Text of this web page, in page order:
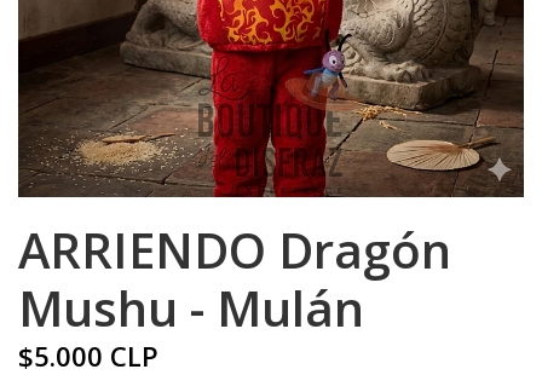
ARRIENDO Dragón
Mushu - Mulán
$5.000 CLP